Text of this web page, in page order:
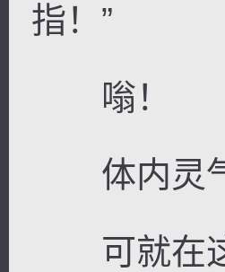
指！”
嗡！
体内灵气
可就在这